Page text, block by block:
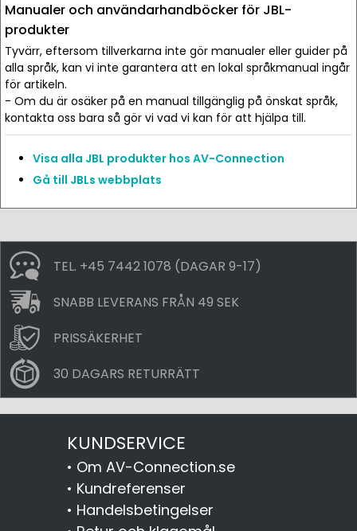
Manualer och användarhandböcker för JBL-
produkter
Tyvärr, eftersom tillverkarna inte gör manualer eller guider på
alla språk, kan vi inte garantera att en lokal språkmanual ingår
för artikeln.
- Om du är osäker på en manual tillgänglig på önskat språk,
kontakta oss bara så gör vi vad vi kan för att hjälpa till.
Visa alla JBL produkter hos AV-Connection
Gå till JBLs webbplats
TEL. +45 7442 1078 (DAGAR 9-17)
SNABB LEVERANS FRÅN 49 SEK
PRISSÄKERHET
30 DAGARS RETURRÄTT
KUNDSERVICE
• Om AV-Connection.se
• Kundreferenser
• Handelsbetingelser